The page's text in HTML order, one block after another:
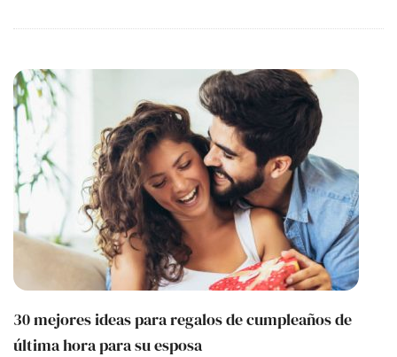
30 mejores ideas para regalos de cumpleaños de
última hora para su esposa